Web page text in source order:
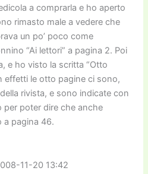
a comprarla e ho aperto
rimasto male a vedere che
un po’ poco come
“Ai lettori” a pagina 2. Poi
e ho visto la scritta “Otto
effetti le otto pagine ci sono,
rivista, e sono indicate con
per poter dire che anche
a pagina 46.
11-20 13:42